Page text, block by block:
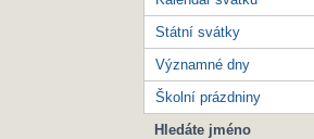
Státní svátky
Významné dny
Školní prázdniny
Hledáte jméno